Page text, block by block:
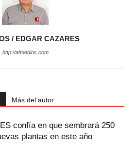
/ EDGAR CAZARES
http://afmedios.com
Más del autor
confía en que sembrará 250
plantas en este año